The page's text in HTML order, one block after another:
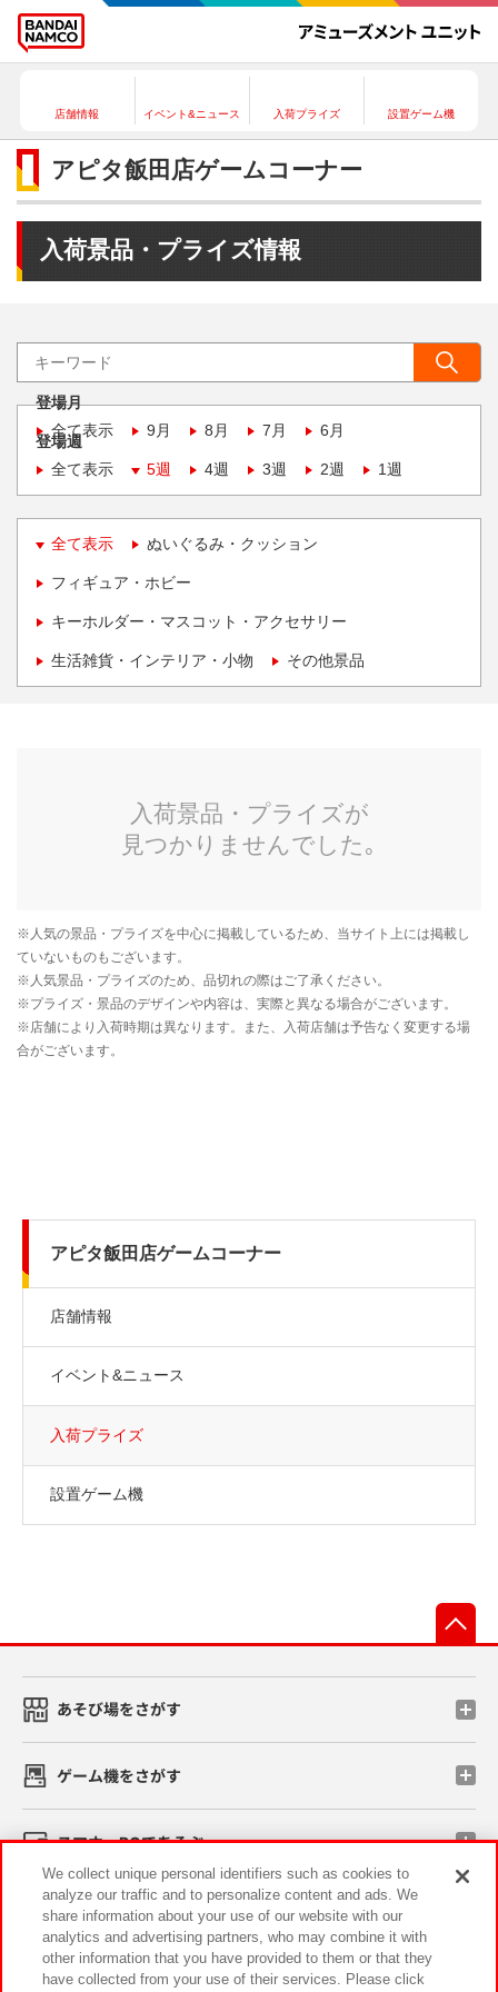
店舗情報 イベント&ニュース 入荷プライズ 設置ゲーム機
アピタ飯田店ゲームコーナー
入荷景品・プライズ情報
登場月
全て表示
9月 8月 7月 6月
登場週
全て表示
5週 4週 3週 2週 1週
全て表示 ぬいぐるみ・クッション
フィギュア・ホビー
キーホルダー・マスコット・アクセサリー
生活雑貨・インテリア・小物 その他景品
アピタ飯田店ゲームコーナー
店舗情報
イベント&ニュース
入荷プライズ
設置ゲーム機
あそび場をさがす
ゲーム機をさがす
スマホ・PCであそぶ
イベント・キャンペーン
We collect unique personal identifiers such as cookies to
analyze our traffic and to personalize content and ads. We
share information about your use of our website with our
analytics and advertising partners, who may combine it with
other information that you have provided to them or that they
have collected from your use of their services. Please click